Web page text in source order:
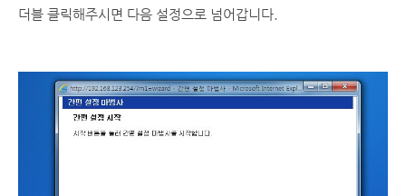
더블 클릭해주시면 다음 설정으로 넘어갑니다.